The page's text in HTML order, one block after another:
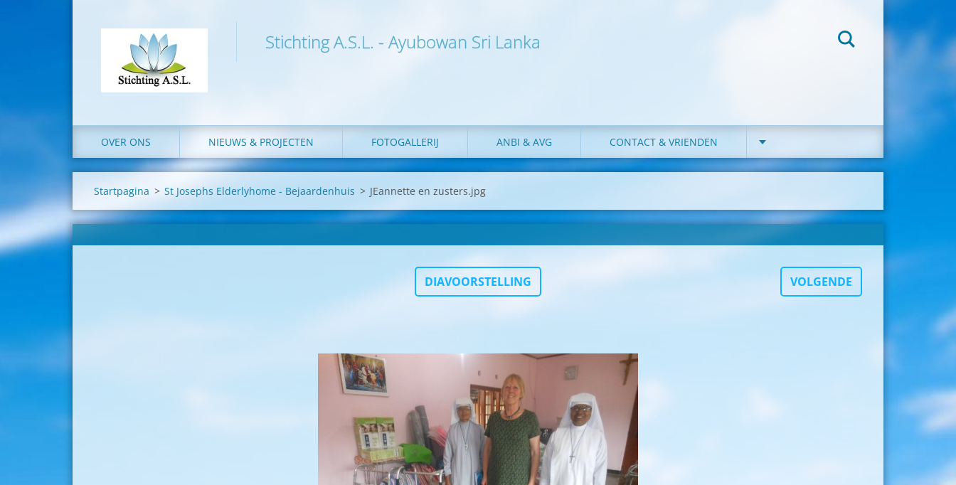
Stichting A.S.L. - Ayubowan Sri Lanka
OVER ONS NIEUWS & PROJECTEN FOTOGALLERIJ ANBI & AVG CONTACT & VRIENDEN
Startpagina > St Josephs Elderlyhome - Bejaardenhuis > JEannette en zusters.jpg
DIAVOORSTELLING VOLGENDE